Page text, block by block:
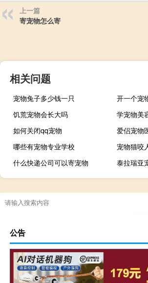
上一篇
寄宠物怎么寄
相关问题
宠物兔子多少钱一只
开一个宠
饥荒宠物会长大吗
学宠物美
如何关闭qq宠物
爱侣宠物
哪些有宠物专业学校
宠物猫咬
什么快递公司可以寄宠物
泰拉瑞亚
公告